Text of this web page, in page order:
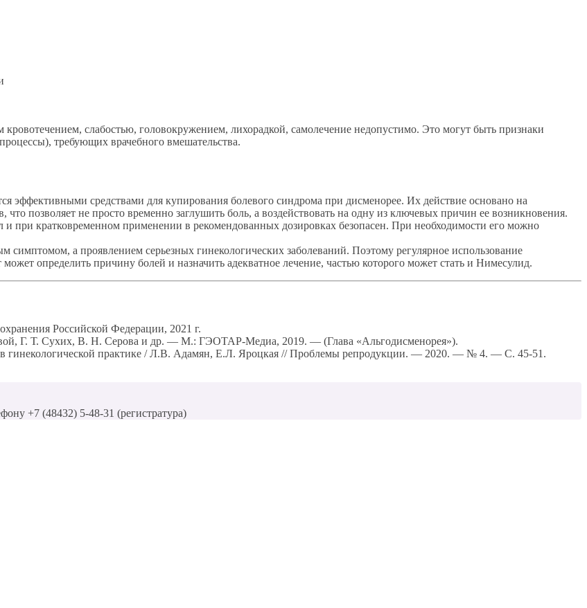
слабостью, головокружением, лихорадкой, самолечение недопустимо. Это могут быть признаки
требующих врачебного вмешательства.
средствами для купирования болевого синдрома при дисменорее. Их действие основано на
позволяет не просто временно заглушить боль, а воздействовать на одну из ключевых причин ее возникновения.
и при кратковременном применении в рекомендованных дозировках безопасен. При необходимости его можно
а проявлением серьезных гинекологических заболеваний. Поэтому регулярное использование
определить причину болей и назначить адекватное лечение, частью которого может стать и Нимесулид.
Российской Федерации, 2021 г.
Г. Т. Сухих, В. Н. Серова и др. — М.: ГЭОТАР-Медиа, 2019. — (Глава «Альгодисменорея»).
в гинекологической практике / Л.В. Адамян, Е.Л. Яроцкая // Проблемы репродукции. — 2020. — № 4. — С. 45-51.
+7 (48432) 5-48-31 (регистратура)